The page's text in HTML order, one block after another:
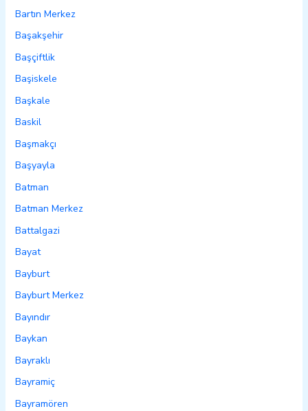
Bartın Merkez
Başakşehir
Başçiftlik
Başiskele
Başkale
Baskil
Başmakçı
Başyayla
Batman
Batman Merkez
Battalgazi
Bayat
Bayburt
Bayburt Merkez
Bayındır
Baykan
Bayraklı
Bayramiç
Bayramören